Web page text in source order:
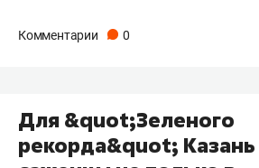
Комментарии 0
Для &quot;Зеленого
рекорда&quot; Казань